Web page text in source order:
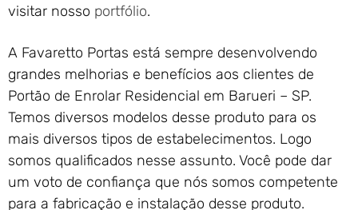
visitar nosso portfólio.
A Favaretto Portas está sempre desenvolvendo
grandes melhorias e benefícios aos clientes de
Portão de Enrolar Residencial em Barueri – SP.
Temos diversos modelos desse produto para os
mais diversos tipos de estabelecimentos. Logo
somos qualificados nesse assunto. Você pode dar
um voto de confiança que nós somos competente
para a fabricação e instalação desse produto.